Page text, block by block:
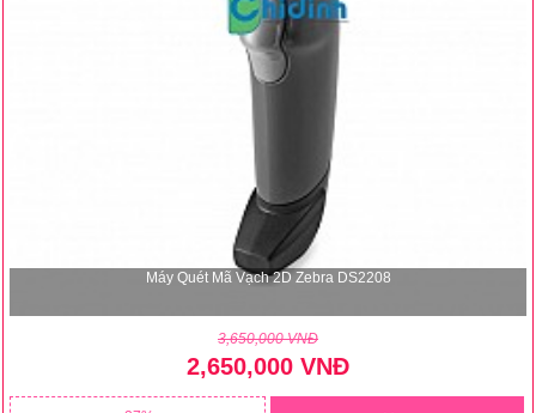
Máy Quét Mã Vạch 2D Zebra DS2208
3,650,000 VNĐ
2,650,000 VNĐ